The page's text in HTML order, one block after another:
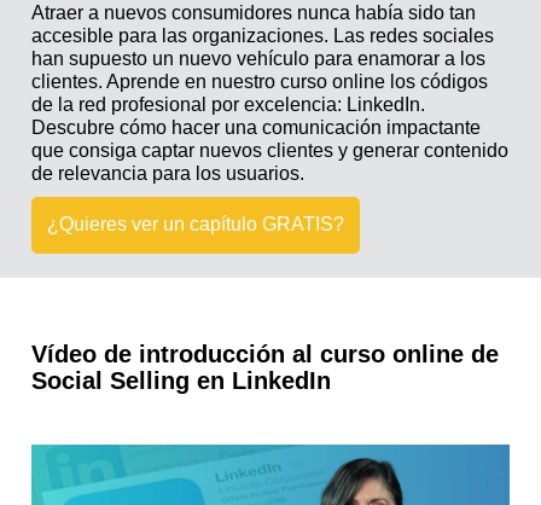
Atraer a nuevos consumidores nunca había sido tan
accesible para las organizaciones. Las redes sociales
han supuesto un nuevo vehículo para enamorar a los
clientes. Aprende en nuestro curso online los códigos
de la red profesional por excelencia: LinkedIn.
Descubre cómo hacer una comunicación impactante
que consiga captar nuevos clientes y generar contenido
de relevancia para los usuarios.
¿Quieres ver un capítulo GRATIS?
Vídeo de introducción al curso online de
Social Selling en LinkedIn